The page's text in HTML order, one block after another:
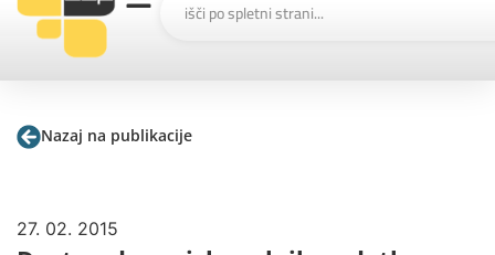
Nazaj na publikacije
27. 02. 2015